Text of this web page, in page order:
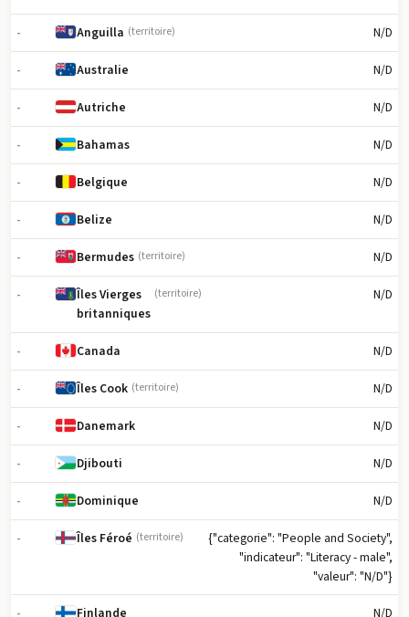
- Anguilla (territoire) N/D
- Australie N/D
- Autriche N/D
- Bahamas N/D
- Belgique N/D
- Belize N/D
- Bermudes (territoire) N/D
-
Îles Vierges
britanniques
(territoire) N/D
- Canada N/D
- Îles Cook (territoire) N/D
- Danemark N/D
- Djibouti N/D
- Dominique N/D
- Îles Féroé (territoire)
{"categorie": "People and Society",
"indicateur": "Literacy - male",
"valeur": "N/D"}
- Finlande N/D